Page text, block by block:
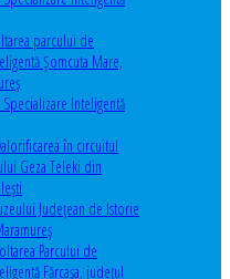
parcului de
Șomcuta Mare,
Specializare Inteligentă
în circuitul
Geza Teleki din
Județean de Istorie
Parcului de
Fărcașa, județul